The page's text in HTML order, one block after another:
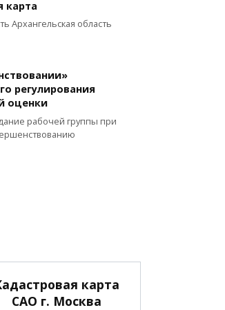
карта
Архангельская область
регулирования
оценки
рабочей группы при
карта
САО г. Москва